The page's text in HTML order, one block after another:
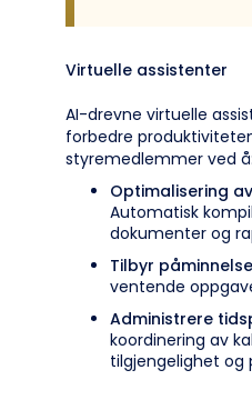
Virtuelle assistenter
AI-drevne virtuelle
forbedre
styremedlemmer ved å:
Optimalisering
Automatisk
dokumenter og
Tilbyr
ventende
Administrere
koordinering av
tilgjengelighet og